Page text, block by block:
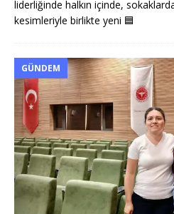
liderliğinde halkın içinde,
kesimleriyle birlikte yeni 🟦
GÜNDEM